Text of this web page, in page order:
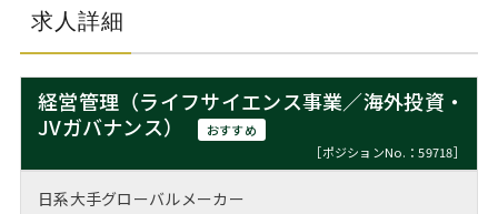
コンサルタントの紹介
ステージ別アドバイス
MBAの転職事例
MBA留学生数の推移
職務経歴書の書き方
よくある面接Q&A集
転職市場の明日をよめ
転職成功への4つの鍵
キャリアデザインセミナー
キャリアフォーラム
主なクライアント
採用情報
求人詳細
経営管理（ライフサイエンス事業／海外投資・
JVガバナンス）
おすすめ
［ポジションNo.：59718］
日系大手グローバルメーカー